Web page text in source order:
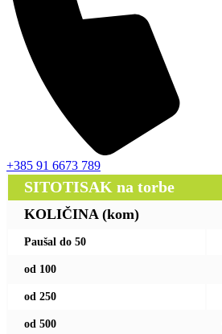
+385 91 6673 789
SITOTISAK na torbe
KOLIČINA (kom)
Paušal do 50
od 100
od 250
od 500